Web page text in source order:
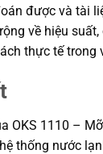
được và tài
về hiệu
thực tế trong
OKS 1110 –
thống nước